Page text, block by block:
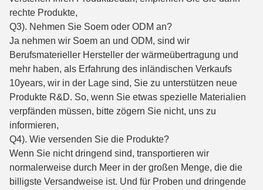
rechte Produkte,
Q3). Nehmen Sie Soem oder ODM an?
Ja nehmen wir Soem an und ODM, sind wir
Berufsmaterieller Hersteller der wärmeübertragung und
mehr haben, als Erfahrung des inländischen Verkaufs
10years, wir in der Lage sind, Sie zu unterstützen neue
Produkte R&D. So, wenn Sie etwas spezielle Materialien
verpfänden müssen, bitte zögern Sie nicht, uns zu
informieren,
Q4). Wie versenden Sie die Produkte?
Wenn Sie nicht dringend sind, transportieren wir
normalerweise durch Meer in der großen Menge, die die
billigste Versandweise ist. Und für Proben und dringende